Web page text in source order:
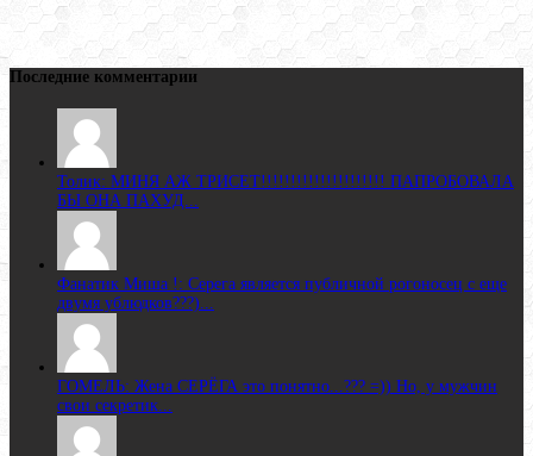
Последние комментарии
Толик: МИНЯ АЖ ТРИСЕТ!!!!!!!!!!!!!!!!!!!!! ПАПРОБОВАЛА
БЫ ОНА ПАХУД...
Фанатик Миша !: Серега является публичной рогоносец с еще
двумя ублюдков???)...
ГОМЕЛЬ: Жена CЕРЁГА это понятно...??? =)) Но, у мужчин
свои секретик...